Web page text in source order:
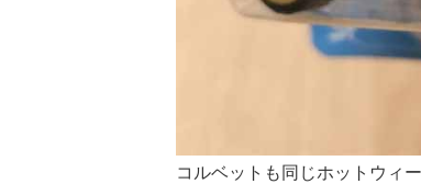
コルベットも同じホットウィ